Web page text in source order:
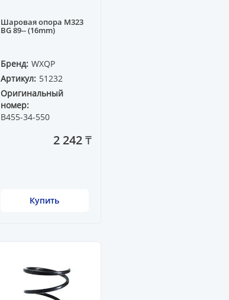
Шаровая опора M323
BG 89-- (16mm)
Бренд: WXQP
Артикул: 51232
Оригинальный
номер:
B455-34-550
2 242 ₸
Купить